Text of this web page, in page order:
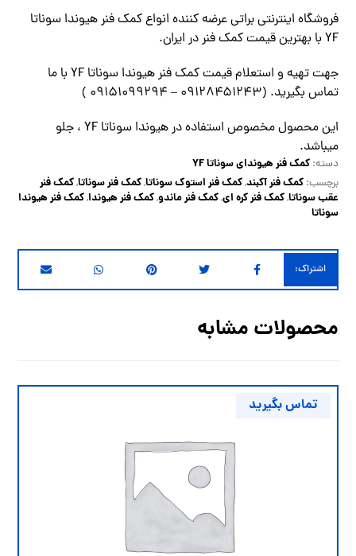
فروشگاه اینترنتی براتی عرضه کننده انواع کمک فنر هیوندا سوناتا
YF با بهترین قیمت کمک فنر در ایران.
جهت تهیه و استعلام قیمت کمک فنر هیوندا سوناتا YF با ما
تماس بگیرید. (۰۹۱۲۸۴۵۱۲۴۳ – ۰۹۱۵۱۰۹۹۲۹۴
)
این محصول مخصوص استفاده در هیوندا سوناتا YF ، جلو
میباشد.
دسته:کمک فنر هیوندای سوناتا YF
برچسب:کمک فنر آکبند,کمک فنر استوک سوناتا,کمک فنر سوناتا,کمک فنر
عقب سوناتا,کمک فنر کره ای,کمک فنر ماندو,کمک فنر هیوندا,کمک فنر هیوندا
سوناتا
محصولات مشابه
تماس بگیرید